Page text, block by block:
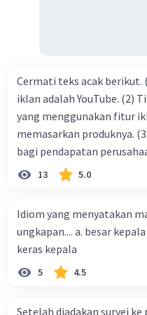
Cermati teks acak berikut. (1) Salah satu media penyedia
iklan adalah YouTube. (2)
yang menggunakan fitur
memasarkan produknya. (3) Promosi menjadi jalan masuk
bagi pendapatan perusahaan. (4) Semakin
suatu produk oleh
perusahaan kepada konsumen. Urutan yang
menjadi teks eksposisi yang padu
(4)-(5) B. (2)-(1)-(3)-(4)-(5) C. (3)-(1)-(2)-(5)-(4) D. (3)-(5)-
(4)-(1)-(2) E. (5)-(1)-(3)-
13 5.0
Idiom yang menyatakan
ungkapan.... a. besar kepala b. besar mulut c. tinggi hati d.
keras kepala
5 4.5
Setelah diadakan survei